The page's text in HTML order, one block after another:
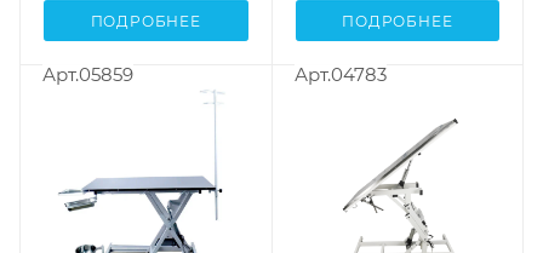
ПОДРОБНЕЕ ПОДРОБНЕЕ
Арт.05859 Арт.04783